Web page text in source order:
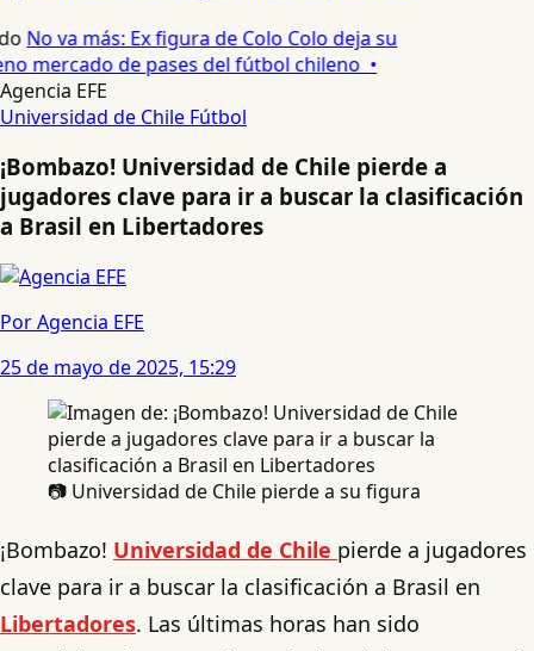
No va más: Ex figura de Colo Colo deja su
mercado de pases del fútbol chileno •
Agencia EFE
Universidad de Chile Fútbol
¡Bombazo! Universidad de Chile pierde a
jugadores clave para ir a buscar la clasificación
a Brasil en Libertadores
Por Agencia EFE
25 de mayo de 2025, 15:29
📷 Universidad de Chile pierde a su figura
¡Bombazo! Universidad de Chile pierde a jugadores
clave para ir a buscar la clasificación a Brasil en
Libertadores. Las últimas horas han sido